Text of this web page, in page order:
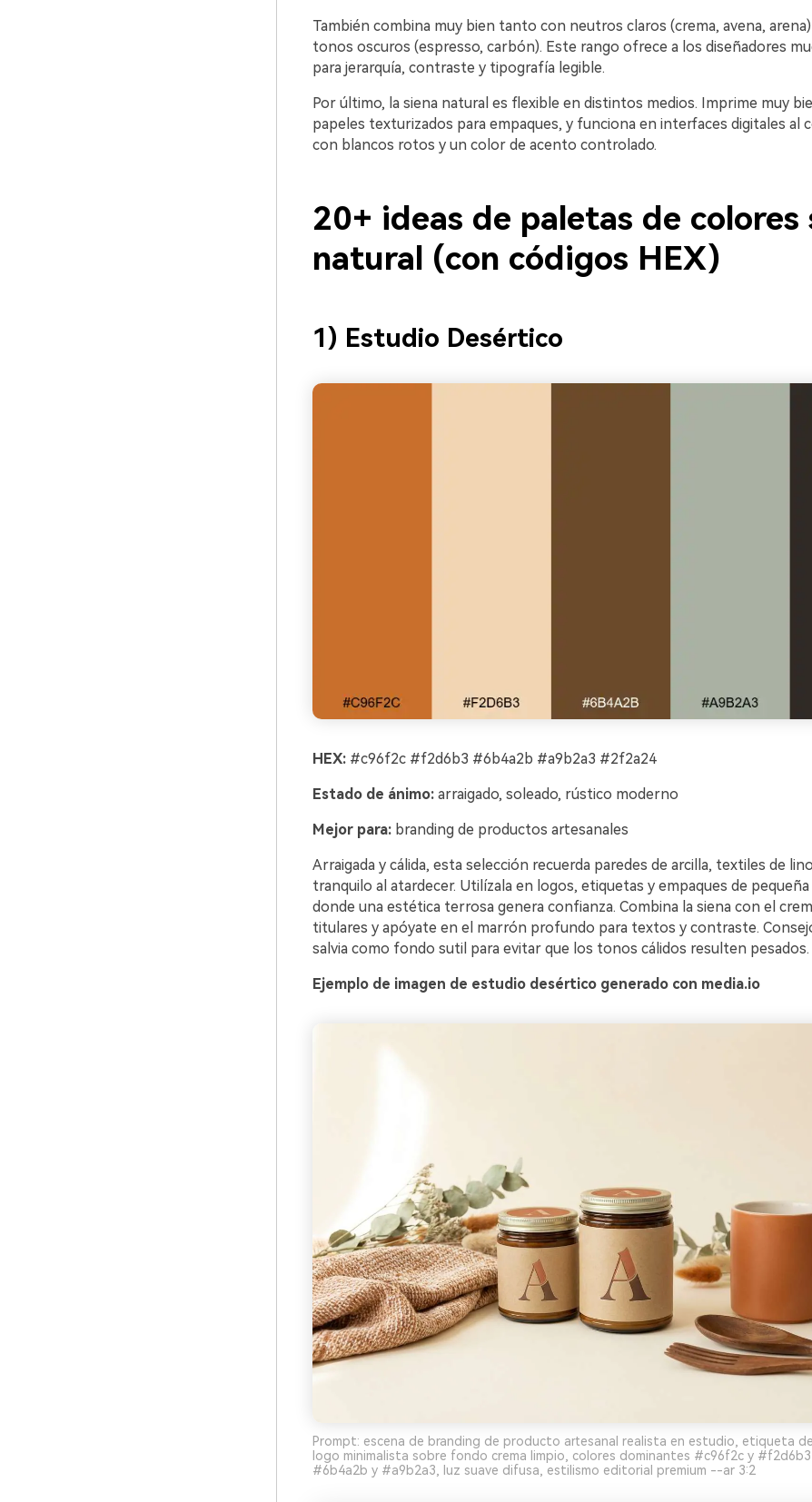
También combina muy bien tanto con neutros claros (crema, avena,
tonos oscuros (espresso, carbón). Este rango ofrece a los diseñadores
para jerarquía, contraste y tipografía legible.
Por último, la siena natural es flexible en distintos medios. Imprime muy
papeles texturizados para empaques, y funciona en interfaces digitales al
con blancos rotos y un color de acento controlado.
20+ ideas de paletas de colores
natural (con códigos HEX)
1) Estudio Desértico
HEX:#c96f2c #f2d6b3 #6b4a2b #a9b2a3 #2f2a24
Estado de ánimo:arraigado, soleado, rústico moderno
Mejor para:branding de productos artesanales
Arraigada y cálida, esta selección recuerda paredes de arcilla, textiles de
tranquilo al atardecer. Utilízala en logos, etiquetas y empaques de
donde una estética terrosa genera confianza. Combina la siena con el
titulares y apóyate en el marrón profundo para textos y contraste.
salvia como fondo sutil para evitar que los tonos cálidos resulten pesados.
Ejemplo de imagen de estudio desértico generado con media.io
Prompt: escena de branding de producto artesanal realista en estudio, etiqueta
logo minimalista sobre fondo crema limpio, colores dominantes #c96f2c y
#6b4a2b y #a9b2a3, luz suave difusa, estilismo editorial premium --ar 3:2